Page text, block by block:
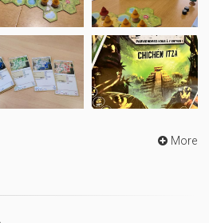
More